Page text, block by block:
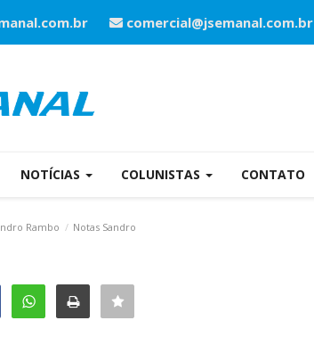
comercial@jsemanal.com.br
NOTÍCIAS COLUNISTAS CONTATO
Rambo Notas Sandro